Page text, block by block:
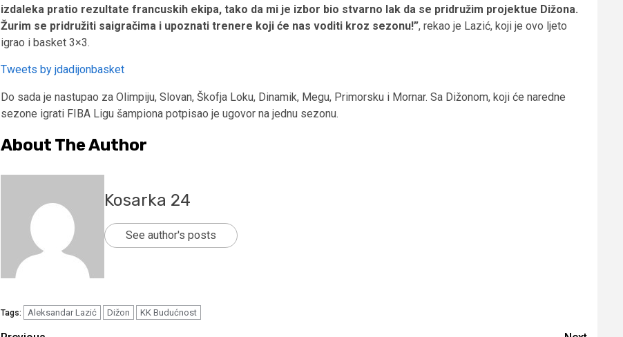
izdaleka pratio rezultate francuskih ekipa, tako da mi je izbor bio stvarno lak da se pridružim projektue Dižona.
Žurim se pridružiti saigračima i upoznati trenere koji će nas voditi kroz sezonu!”, rekao je Lazić, koji je ovo ljeto
igrao i basket 3×3.
Tweets by jdadijonbasket
Do sada je nastupao za Olimpiju, Slovan, Škofja Loku, Dinamik, Megu, Primorsku i Mornar. Sa Dižonom, koji će naredne
sezone igrati FIBA Ligu šampiona potpisao je ugovor na jednu sezonu.
About The Author
Kosarka 24
See author's posts
Tags: Aleksandar Lazić Dižon KK Budućnost